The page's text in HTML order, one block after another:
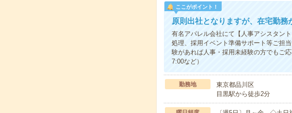
ここがポイント！
原則出社となりますが、在宅勤務
有名アパレル会社にて【人事アシスタン
処理、採用イベント準備サポート等ご担
験があれば人事・採用未経験の方でもご
7:00など）
勤務地
東京都品川区
目黒駅から徒歩2分